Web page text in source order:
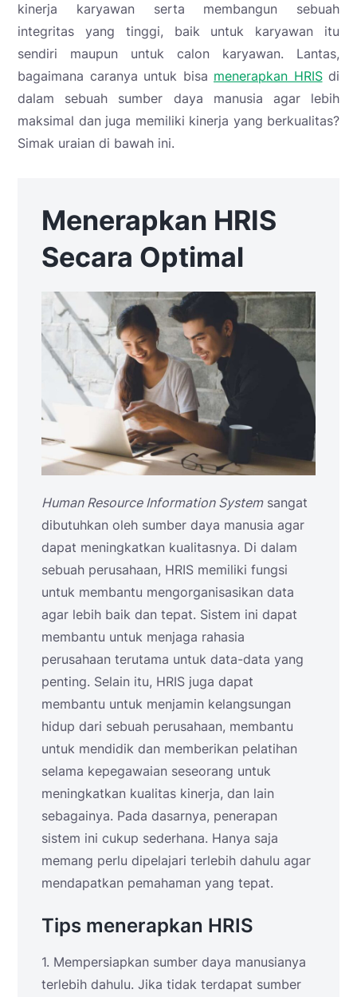
kinerja karyawan serta membangun sebuah
integritas yang tinggi, baik untuk karyawan itu
sendiri maupun untuk calon karyawan. Lantas,
bagaimana caranya untuk bisa menerapkan HRISdi
dalam sebuah sumber daya manusia agar lebih
maksimal dan juga memiliki kinerja yang berkualitas?
Simak uraian di bawah ini.
Menerapkan HRIS
Secara Optimal
Human Resource Information Systemsangat
dibutuhkan oleh sumber daya manusia agar
dapat meningkatkan kualitasnya. Di dalam
sebuah perusahaan, HRIS memiliki fungsi
untuk membantu mengorganisasikan data
agar lebih baik dan tepat. Sistem ini dapat
membantu untuk menjaga rahasia
perusahaan terutama untuk data-data yang
penting. Selain itu, HRIS juga dapat
membantu untuk menjamin kelangsungan
hidup dari sebuah perusahaan, membantu
untuk mendidik dan memberikan pelatihan
selama kepegawaian seseorang untuk
meningkatkan kualitas kinerja, dan lain
sebagainya. Pada dasarnya, penerapan
sistem ini cukup sederhana. Hanya saja
memang perlu dipelajari terlebih dahulu agar
mendapatkan pemahaman yang tepat.
Tips menerapkan HRIS
1. Mempersiapkan sumber daya manusianya
terlebih dahulu. Jika tidak terdapat sumber